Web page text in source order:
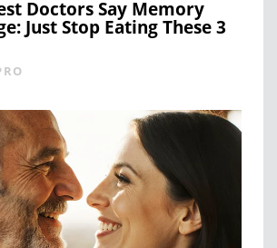
Doctors Say Memory
Just Stop Eating These 3